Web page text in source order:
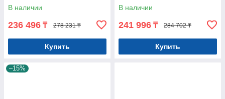
В наличии
236 496 ₸ 278 231 ₸
Купить
В наличии
241 996 ₸ 284 702 ₸
Купить
–15%